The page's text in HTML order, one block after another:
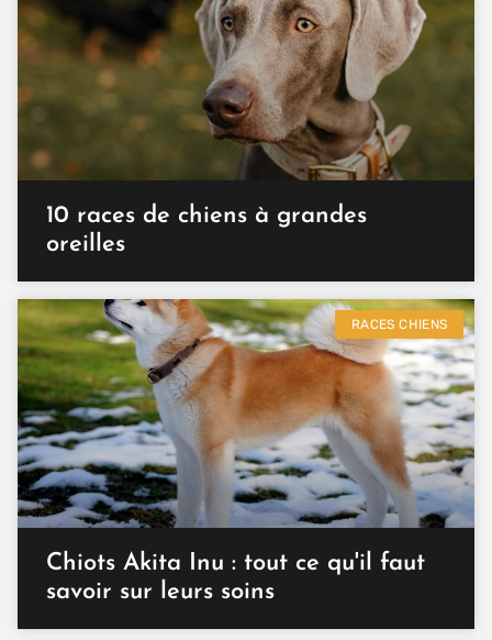
10 races de chiens à grandes
oreilles
RACES CHIENS
Chiots Akita Inu : tout ce qu'il faut
savoir sur leurs soins